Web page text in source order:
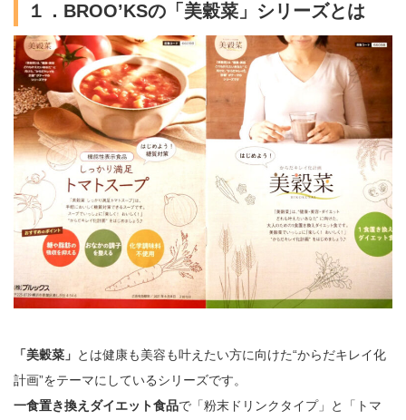
１．BROO’KSの「美穀菜」シリーズとは
「美穀菜」 とは健康も美容も叶えたい方に向けた“からだキレイ化
計画”をテーマにしているシリーズです。
一食置き換えダイエット食品で「粉末ドリンクタイプ」と「トマ